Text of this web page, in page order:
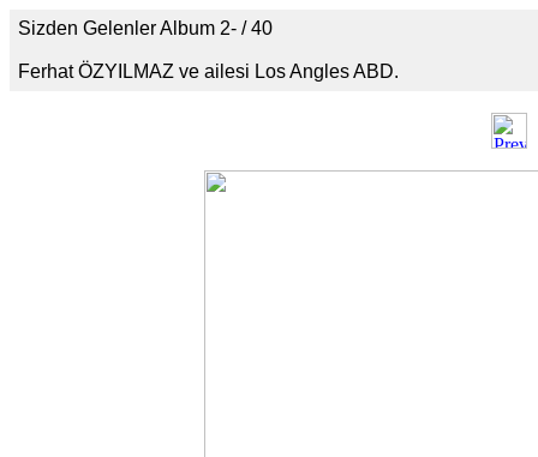
Sizden Gelenler Album 2- / 40
Ferhat ÖZYILMAZ ve ailesi Los Angles ABD.